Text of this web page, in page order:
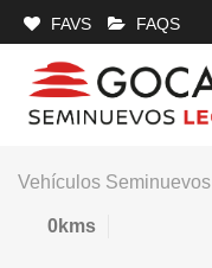
FAVS FAQS
Vehículos Seminuevos
0kms